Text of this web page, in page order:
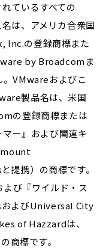
ているすべての
は、アメリカ合衆国
Inc.の登録商標また
by Broadcomま
VMwareおよびこ
製品名は、米国
の登録商標または
ー』および関連キ
携）の商標です。
よび『ワイルド・ス
よびUniversal City
of Hazzardは、
標です。